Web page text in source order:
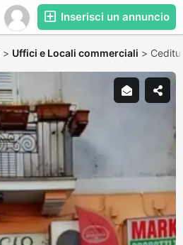
Inserisci un annuncio
> Uffici e Locali commerciali >